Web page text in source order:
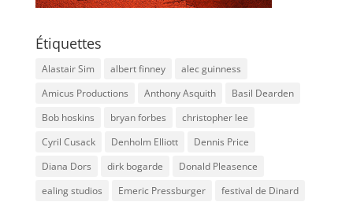
Étiquettes
Alastair Sim albert finney
alec guinness
Amicus Productions
Anthony Asquith
Basil Dearden
Bob hoskins
bryan forbes
christopher lee
Cyril Cusack
Denholm Elliott
Dennis Price
Diana Dors
dirk bogarde
Donald Pleasence
ealing studios
Emeric Pressburger
festival de Dinard